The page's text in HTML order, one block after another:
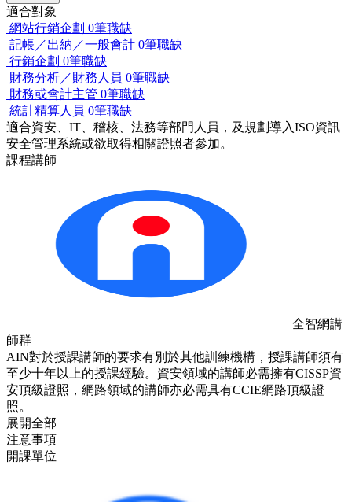
適合對象
網站行銷企劃 0筆職缺
記帳／出納／一般會計 0筆職缺
行銷企劃 0筆職缺
財務分析／財務人員 0筆職缺
財務或會計主管 0筆職缺
統計精算人員 0筆職缺
適合資安、IT、稽核、法務等部門人員，及規劃導入ISO資訊
安全管理系統或欲取得相關證照者參加。
課程講師
全智網講
師群
AIN對於授課講師的要求有別於其他訓練機構，授課講師須有
至少十年以上的授課經驗。資安領域的講師必需擁有CISSP資
安頂級證照，網路領域的講師亦必需具有CCIE網路頂級證
照。
展開全部
注意事項
開課單位